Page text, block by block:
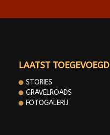
LAATST TOEGEVOEGD
STORIES
GRAVELROADS
FOTOGALERIJ